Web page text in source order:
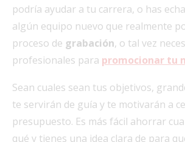
podría ayudar a tu carrera, o has
algún equipo nuevo que realmente
proceso de grabación, o tal vez
profesionales para promocionar tu
Sean cuales sean tus objetivos,
te servirán de guía y te motivarán a
presupuesto. Es más fácil ahorrar
qué y tienes una idea clara de para